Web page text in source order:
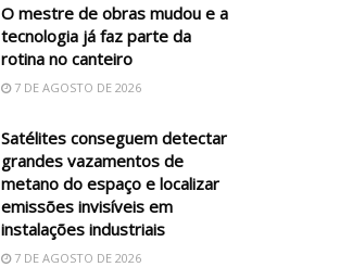
O mestre de obras mudou e a
tecnologia já faz parte da
rotina no canteiro
7 DE AGOSTO DE 2026
Satélites conseguem detectar
grandes vazamentos de
metano do espaço e localizar
emissões invisíveis em
instalações industriais
7 DE AGOSTO DE 2026